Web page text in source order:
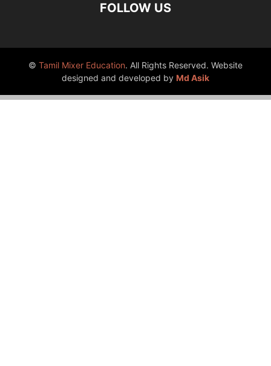
FOLLOW US
© Tamil Mixer Education. All Rights Reserved. Website
designed and developed by Md Asik